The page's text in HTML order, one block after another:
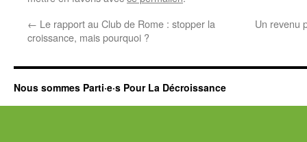
← Le rapport au Club de Rome : stopper la
croissance, mais pourquoi ?
Un revenu
Nous sommes Parti·e·s Pour La Décroissance